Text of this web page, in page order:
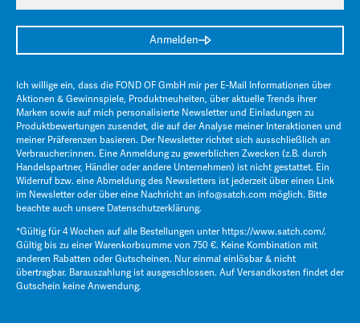
Anmelden
Ich willige ein, dass die FOND OF GmbH mir per E-Mail Informationen über
Aktionen & Gewinnspiele, Produktneuheiten, über aktuelle Trends ihrer
Marken sowie auf mich personalisierte Newsletter und Einladungen zu
Produktbewertungen zusendet, die auf der Analyse meiner Interaktionen und
meiner Präferenzen basieren. Der Newsletter richtet sich ausschließlich an
Verbraucher:innen. Eine Anmeldung zu gewerblichen Zwecken (z.B. durch
Handelspartner, Händler oder andere Unternehmen) ist nicht gestattet. Ein
Widerruf bzw. eine Abmeldung des Newsletters ist jederzeit über einen Link
im Newsletter oder über eine Nachricht an info@satch.com möglich. Bitte
beachte auch unsere Datenschutzerklärung.
*Gültig für 4 Wochen auf alle Bestellungen unter https://www.satch.com/.
Gültig bis zu einer Warenkorbsumme von 750 €. Keine Kombination mit
anderen Rabatten oder Gutscheinen. Nur einmal einlösbar & nicht
übertragbar. Barauszahlung ist ausgeschlossen. Auf Versandkosten findet der
Gutschein keine Anwendung.